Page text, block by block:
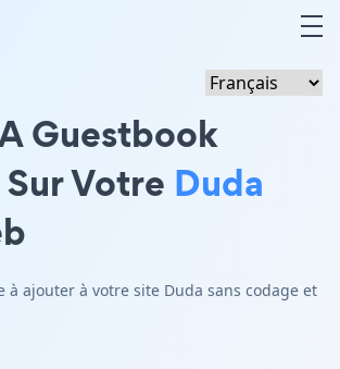
Guestbook
Votre Duda
à ajouter à votre site Duda sans codage et